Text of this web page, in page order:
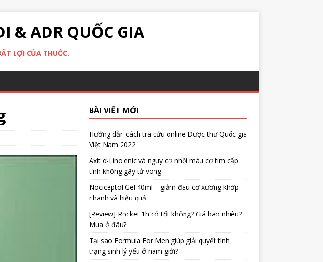
& ADR QUỐC GIA
LỢI CỦA THUỐC.
BÀI VIẾT MỚI
Hướng dẫn cách tra cứu online Dược thư Quốc gia
Việt Nam 2022
Axit α-Linolenic và nguy cơ nhồi máu cơ tim cấp
tính không gây tử vong
Nociceptol Gel 40ml – giảm đau cơ xương khớp
nhanh và hiệu quả
[Review] Rocket 1h có tốt không? Giá bao nhiêu?
Mua ở đâu?
Tại sao Formula For Men giúp giải quyết tình
trạng sinh lý yếu ở nam giới?